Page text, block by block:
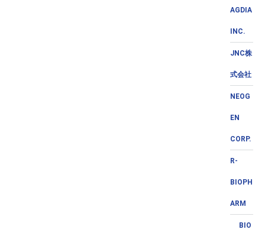
AGDIA
INC.
JNC株
式会社
NEOG
EN
CORP.
R-
BIOPH
ARM
BIO